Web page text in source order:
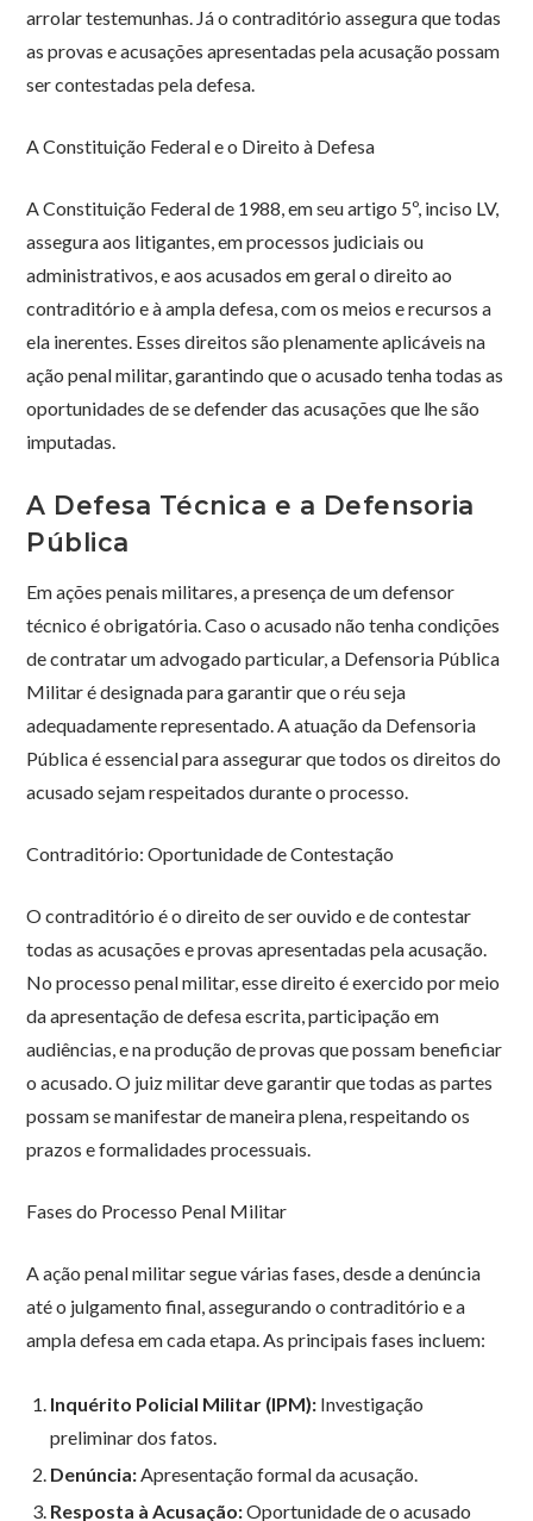
arrolar testemunhas. Já o contraditório assegura que todas
as provas e acusações apresentadas pela acusação possam
ser contestadas pela defesa.
A Constituição Federal e o Direito à Defesa
A Constituição Federal de 1988, em seu artigo 5º, inciso LV,
assegura aos litigantes, em processos judiciais ou
administrativos, e aos acusados em geral o direito ao
contraditório e à ampla defesa, com os meios e recursos a
ela inerentes. Esses direitos são plenamente aplicáveis na
ação penal militar, garantindo que o acusado tenha todas as
oportunidades de se defender das acusações que lhe são
imputadas.
A Defesa Técnica e a Defensoria
Pública
Em ações penais militares, a presença de um defensor
técnico é obrigatória. Caso o acusado não tenha condições
de contratar um advogado particular, a Defensoria Pública
Militar é designada para garantir que o réu seja
adequadamente representado. A atuação da Defensoria
Pública é essencial para assegurar que todos os direitos do
acusado sejam respeitados durante o processo.
Contraditório: Oportunidade de Contestação
O contraditório é o direito de ser ouvido e de contestar
todas as acusações e provas apresentadas pela acusação.
No processo penal militar, esse direito é exercido por meio
da apresentação de defesa escrita, participação em
audiências, e na produção de provas que possam beneficiar
o acusado. O juiz militar deve garantir que todas as partes
possam se manifestar de maneira plena, respeitando os
prazos e formalidades processuais.
Fases do Processo Penal Militar
A ação penal militar segue várias fases, desde a denúncia
até o julgamento final, assegurando o contraditório e a
ampla defesa em cada etapa. As principais fases incluem:
Inquérito Policial Militar (IPM): Investigação
preliminar dos fatos.
Denúncia: Apresentação formal da acusação.
Resposta à Acusação:Oportunidade de o acusado